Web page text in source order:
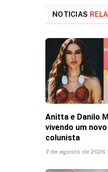
NOTICIAS
Anitta e Danilo
vivendo um
colunista
7 de agosto de 2026